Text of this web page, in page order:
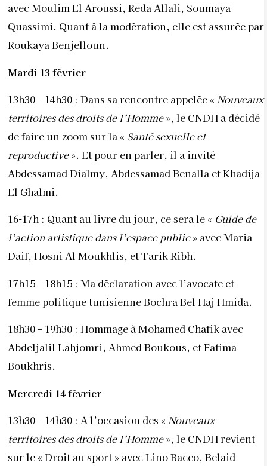
avec Moulim El Aroussi, Reda Allali, Soumaya
Quassimi. Quant à la modération, elle est assurée par
Roukaya Benjelloun.
Mardi 13 février
13h30 – 14h30 : Dans sa rencontre appelée « Nouveaux
territoires des droits de l’Homme», le CNDH a décidé
de faire un zoom sur la « Santé sexuelle et
reproductive». Et pour en parler, il a invité
Abdessamad Dialmy, Abdessamad Benalla et Khadija
El Ghalmi.
16-17h : Quant au livre du jour, ce sera le « Guide de
l’action artistique dans l’espace public» avec Maria
Daif, Hosni Al Moukhlis, et Tarik Ribh.
17h15 – 18h15 : Ma déclaration avec l’avocate et
femme politique tunisienne Bochra Bel Haj Hmida.
18h30 – 19h30 : Hommage à Mohamed Chafik avec
Abdeljalil Lahjomri, Ahmed Boukous, et Fatima
Boukhris.
Mercredi 14 février
13h30 – 14h30 : A l’occasion des « Nouveaux
territoires des droits de l’Homme», le CNDH revient
sur le « Droit au sport » avec Lino Bacco, Belaid